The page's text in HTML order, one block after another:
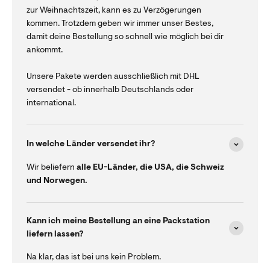
zur Weihnachtszeit, kann es zu Verzögerungen
kommen. Trotzdem geben wir immer unser Bestes,
damit deine Bestellung so schnell wie möglich bei dir
ankommt.
Unsere Pakete werden ausschließlich mit DHL
versendet - ob innerhalb Deutschlands oder
international.
In welche Länder versendet ihr?
Wir beliefern alle EU-Länder, die USA, die Schweiz
und Norwegen.
Kann ich meine Bestellung an eine Packstation
liefern lassen?
Na klar, das ist bei uns kein Problem.